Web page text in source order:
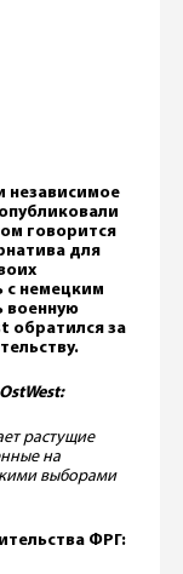
независимое
опубликовали
говорится
для
с немецким
военную
обратился за
растущие
на
выборами
ФРГ: